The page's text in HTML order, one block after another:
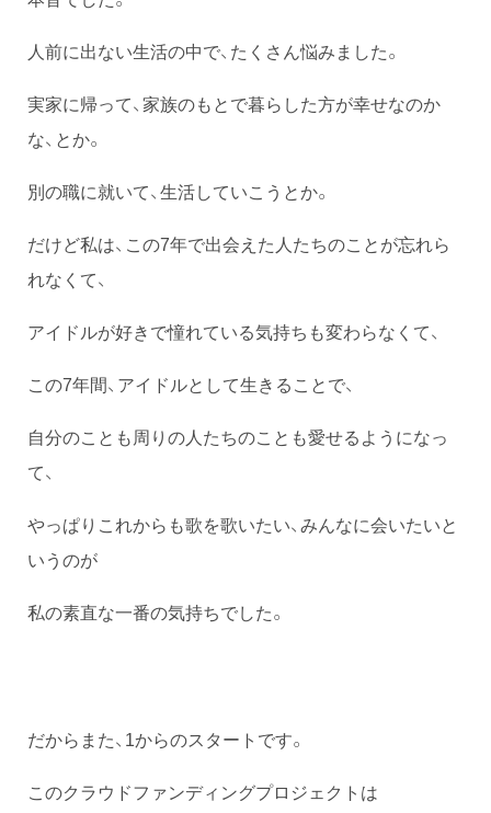
人前に出ない生活の中で、たくさん悩みました。
実家に帰って、家族のもとで暮らした方が幸せなのか
な、とか。
別の職に就いて、生活していこうとか。
だけど私は、この7年で出会えた人たちのことが忘れら
れなくて、
アイドルが好きで憧れている気持ちも変わらなくて、
この7年間、アイドルとして生きることで、
自分のことも周りの人たちのことも愛せるようになっ
て、
やっぱりこれからも歌を歌いたい、みんなに会いたいと
いうのが
私の素直な一番の気持ちでした。
だからまた、1からのスタートです。
このクラウドファンディングプロジェクトは